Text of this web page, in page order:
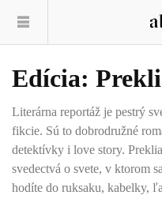
Edícia:
Literárna reportáž je pestrý
fikcie. Sú to dobrodružné
detektívky i love story.
svedectvá o svete, v ktorom
hodíte do ruksaku, kabelky,